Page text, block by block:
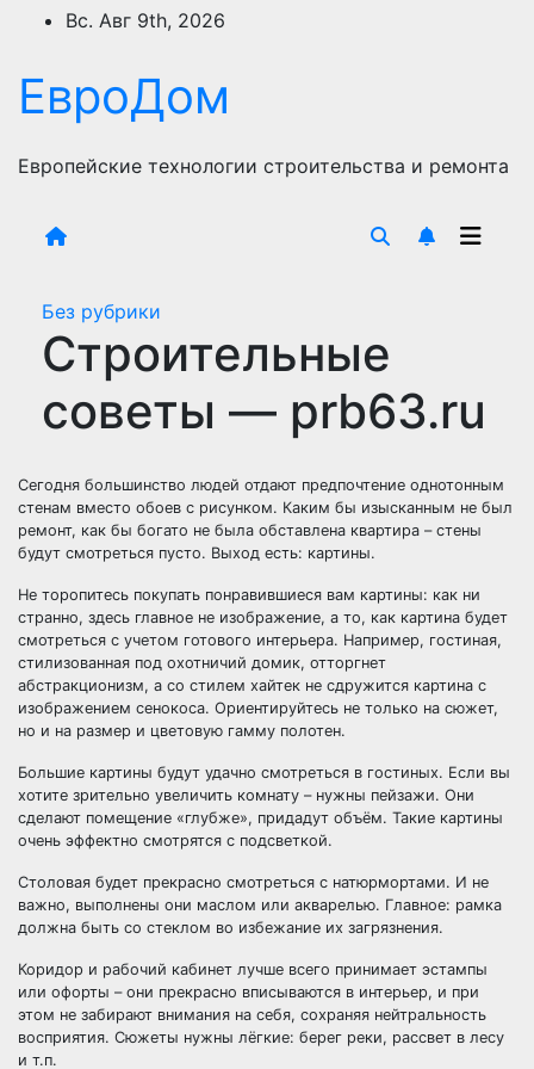
ПерейтиВс. Авг 9th, 2026
ЕвроДом
Европейские технологии строительства и ремонта
Без рубрики
Строительные
советы — prb63.ru
Сегодня большинство людей отдают предпочтение однотонным
стенам вместо обоев с рисунком. Каким бы изысканным не был
ремонт, как бы богато не была обставлена квартира – стены
будут смотреться пусто. Выход есть: картины.
Не торопитесь покупать понравившиеся вам картины: как ни
странно, здесь главное не изображение, а то, как картина будет
смотреться с учетом готового интерьера. Например, гостиная,
стилизованная под охотничий домик, отторгнет
абстракционизм, а со стилем хайтек не сдружится картина с
изображением сенокоса. Ориентируйтесь не только на сюжет,
но и на размер и цветовую гамму полотен.
Большие картины будут удачно смотреться в гостиных. Если вы
хотите зрительно увеличить комнату – нужны пейзажи. Они
сделают помещение «глубже», придадут объём. Такие картины
очень эффектно смотрятся с подсветкой.
Столовая будет прекрасно смотреться с натюрмортами. И не
важно, выполнены они маслом или акварелью. Главное: рамка
должна быть со стеклом во избежание их загрязнения.
Коридор и рабочий кабинет лучше всего принимает эстампы
или офорты – они прекрасно вписываются в интерьер, и при
этом не забирают внимания на себя, сохраняя нейтральность
восприятия. Сюжеты нужны лёгкие: берег реки, рассвет в лесу
и т.п.